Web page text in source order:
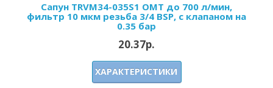
Сапун TRVM34-035S1 OMT до 700 л/мин,
фильтр 10 мкм резьба 3/4 BSP, с клапаном на
0.35 бар
20.37р.
ХАРАКТЕРИСТИКИ